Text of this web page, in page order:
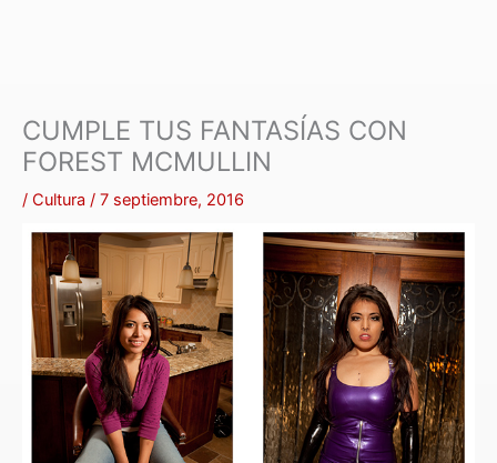
CUMPLE TUS FANTASÍAS CON
FOREST MCMULLIN
/ Cultura / 7 septiembre, 2016